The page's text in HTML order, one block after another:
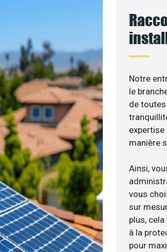
Notre
le
de
manière
Ainsi,
vous
sur
plus,
à la
pour